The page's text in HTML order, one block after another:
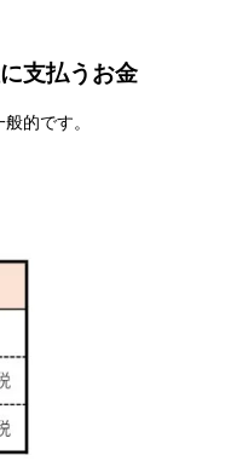
支払うお金
的です。